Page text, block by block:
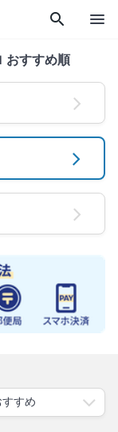
search menu
おすすめ順